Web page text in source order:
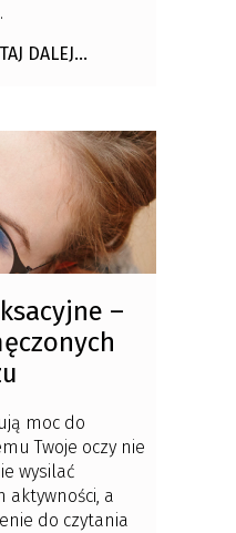
DALEJ...
–
moc do
Twoje oczy nie
wysilać
aktywności, a
do czytania